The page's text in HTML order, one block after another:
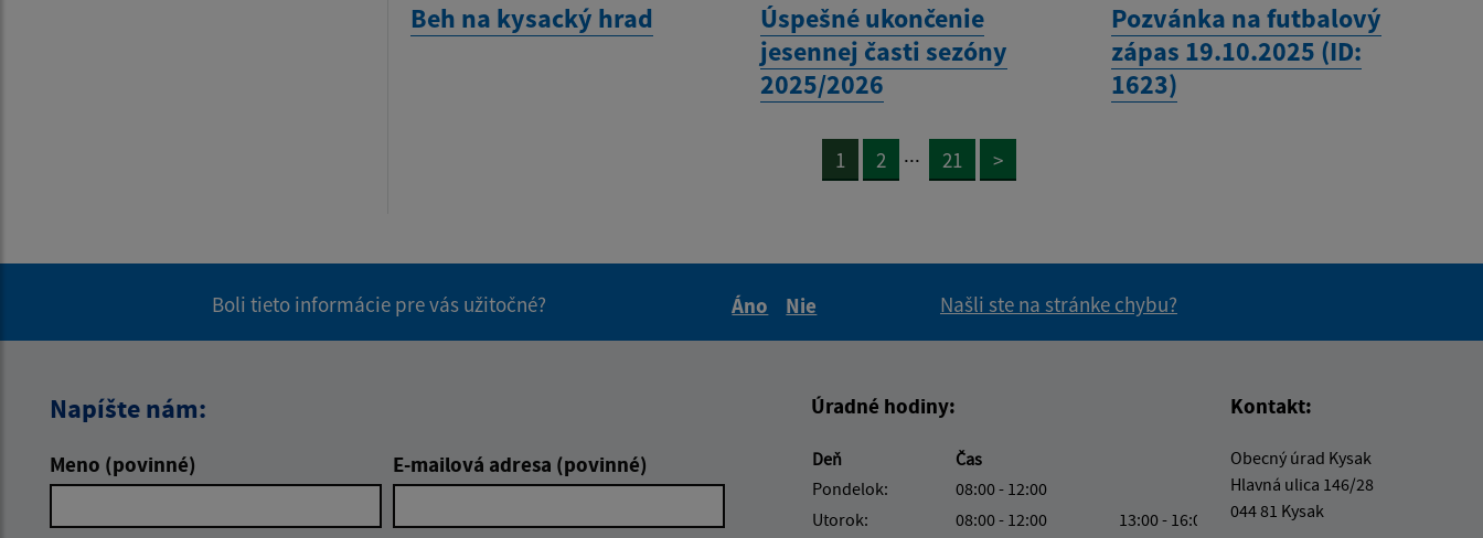
Beh na kysacký hrad
Úspešné ukončenie
jesennej časti sezóny
2025/2026
Pozvánka na futbalový
zápas 19.10.2025 (ID:
1623)
1 2 ... 21 >
Boli tieto informácie pre vás užitočné?
Áno
Nie
Našli ste na stránke chybu?
Napíšte nám:
Meno (povinné) E-mailová adresa (povinné)
Úradné hodiny:
Deň
Čas
Pondelok:
08:00 - 12:00
Utorok:
08:00 - 12:00
13:00 - 16:00
Kontakt:
Obecný úrad Kysak
Hlavná ulica 146/28
044 81 Kysak